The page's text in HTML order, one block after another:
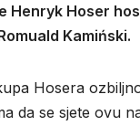
Henryk Hoser
Kamiński.
Hosera
da se sjete ovu